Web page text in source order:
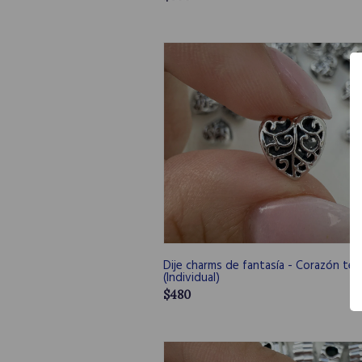
Dije charms de fantasía - Corazón
(Individual)
$480